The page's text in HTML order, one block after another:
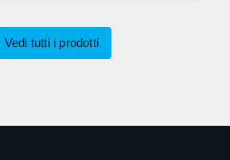
Vedi tutti i prodotti